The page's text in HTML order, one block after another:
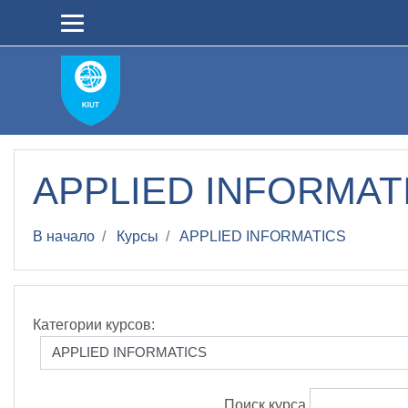
APPLIED
В начало Курсы APPLIED INFORMATICS
Категории курсов:
Поиск курса